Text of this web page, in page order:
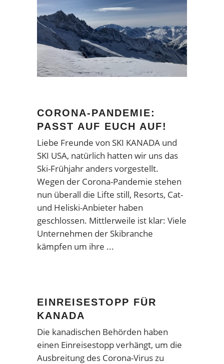
CORONA-PANDEMIE:
PASST AUF EUCH AUF!
Liebe Freunde von SKI KANADA und
SKI USA, natürlich hatten wir uns das
Ski-Frühjahr anders vorgestellt.
Wegen der Corona-Pandemie stehen
nun überall die Lifte still, Resorts, Cat-
und Heliski-Anbieter haben
geschlossen. Mittlerweile ist klar: Viele
Unternehmen der Skibranche
kämpfen um ihre
EINREISESTOPP FÜR
KANADA
Die kanadischen Behörden haben
einen Einreisestopp verhängt, um die
Ausbreitung des Corona-Virus zu